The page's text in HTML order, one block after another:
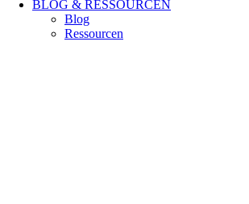
BLOG & RESSOURCEN
Blog
Ressourcen